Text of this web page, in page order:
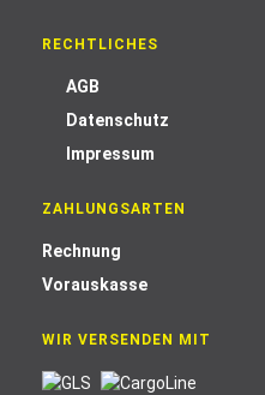
RECHTLICHES
AGB
Datenschutz
Impressum
ZAHLUNGSARTEN
Rechnung
Vorauskasse
WIR VERSENDEN MIT